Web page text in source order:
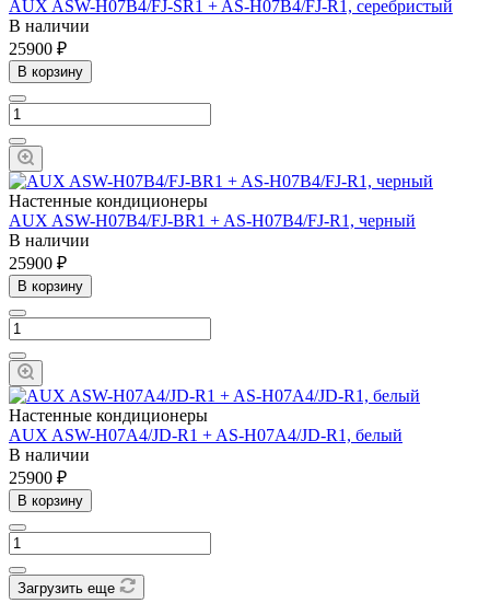
AUX ASW-H07B4/FJ-SR1 + AS-H07B4/FJ-R1, серебристый
В наличии
25900 ₽
В корзину
Настенные кондиционеры
AUX ASW-H07B4/FJ-BR1 + AS-H07B4/FJ-R1, черный
В наличии
25900 ₽
В корзину
Настенные кондиционеры
AUX ASW-H07A4/JD-R1 + AS-H07A4/JD-R1, белый
В наличии
25900 ₽
В корзину
Загрузить еще